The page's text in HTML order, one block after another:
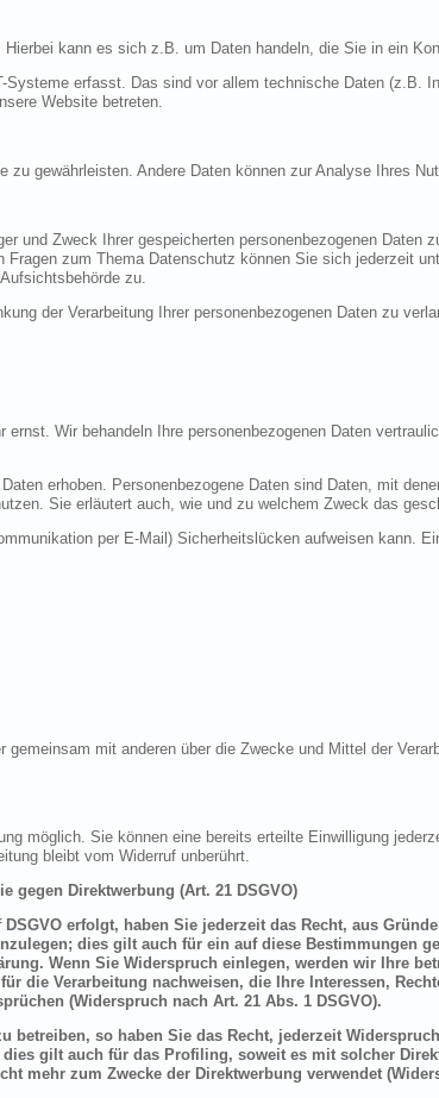
kann es sich z.B. um Daten handeln, die Sie in ein
erfasst. Das sind vor allem technische Daten (z.B.
Website betreten.
gewährleisten. Andere Daten können zur Analyse Ihres
und Zweck Ihrer gespeicherten personenbezogenen Daten
zum Thema Datenschutz können Sie sich jederzeit
zu.
der Verarbeitung Ihrer personenbezogenen Daten zu
Wir behandeln Ihre personenbezogenen Daten
erhoben. Personenbezogene Daten sind Daten, mit
Sie erläutert auch, wie und zu welchem Zweck das
per E-Mail) Sicherheitslücken aufweisen kann.
mit anderen über die Zwecke und Mittel der
möglich. Sie können eine bereits erteilte Einwilligung
bleibt vom Widerruf unberührt.
gegen Direktwerbung (Art. 21 DSGVO)
erfolgt, haben Sie jederzeit das Recht, aus
dies gilt auch für ein auf diese Bestimmungen
Wenn Sie Widerspruch einlegen, werden wir Ihre
die Verarbeitung nachweisen, die Ihre Interessen,
(Widerspruch nach Art. 21 Abs. 1 DSGVO).
betreiben, so haben Sie das Recht, jederzeit
gilt auch für das Profiling, soweit es mit solcher
mehr zum Zwecke der Direktwerbung verwendet